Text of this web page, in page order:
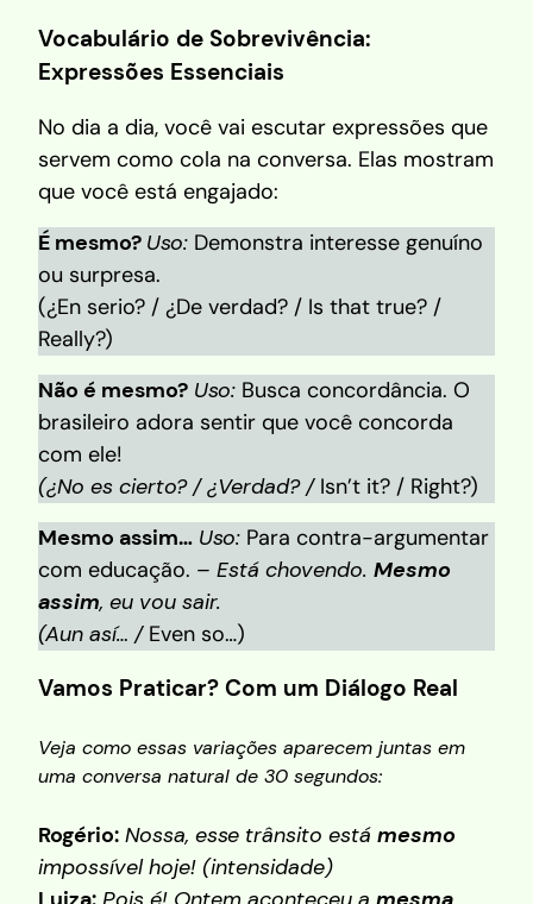
Vocabulário de Sobrevivência:
Expressões Essenciais
No dia a dia, você vai escutar expressões que
servem como cola na conversa. Elas mostram
que você está engajado:
É mesmo? Uso: Demonstra interesse genuíno
ou surpresa.
(¿En serio? / ¿De verdad? / Is that true? /
Really?)
Não é mesmo? Uso: Busca concordância. O
brasileiro adora sentir que você concorda
com ele!
(¿No es cierto? / ¿Verdad? / Isn’t it? / Right?)
Mesmo assim… Uso: Para contra-argumentar
com educação. – Está chovendo. Mesmo
assim, eu vou sair.
(Aun así… / Even so…)
Vamos Praticar? Com um Diálogo Real
Veja como essas variações aparecem juntas em
uma conversa natural de 30 segundos:
Rogério: Nossa, esse trânsito está mesmo
impossível hoje! (intensidade)